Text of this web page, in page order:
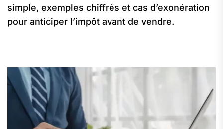
simple, exemples chiffrés et cas d’exonération
pour anticiper l’impôt avant de vendre.